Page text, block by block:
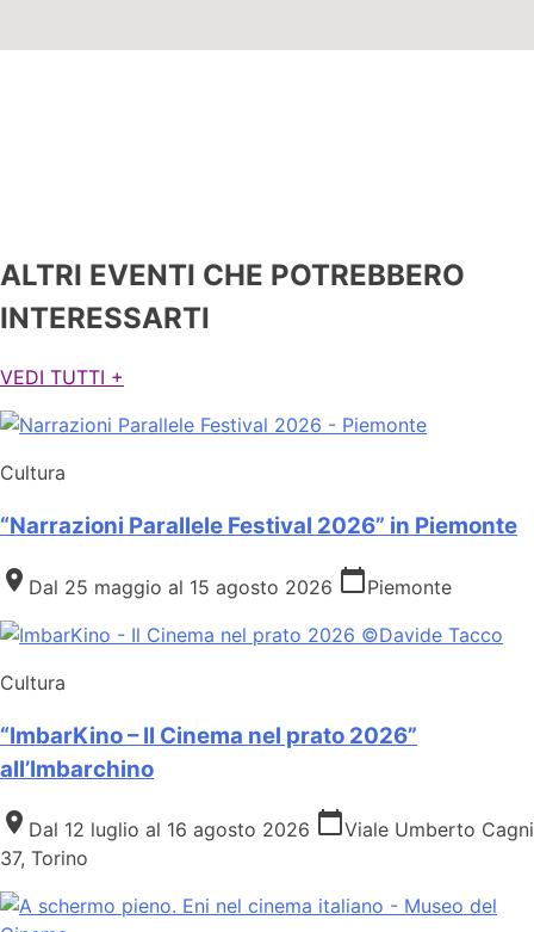
ALTRI EVENTI CHE POTREBBERO
INTERESSARTI
VEDI TUTTI +
Cultura
“Narrazioni Parallele Festival 2026” in Piemonte
place Dal 25 maggio al 15 agosto 2026 calendar_todayPiemonte
Cultura
“ImbarKino – Il Cinema nel prato 2026”
all’Imbarchino
place Dal 12 luglio al 16 agosto 2026 calendar_todayViale Umberto Cagni
37, Torino